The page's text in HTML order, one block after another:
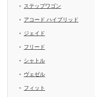
ステップワゴン
アコード ハイブリッド
ジェイド
フリード
シャトル
ヴェゼル
フィット